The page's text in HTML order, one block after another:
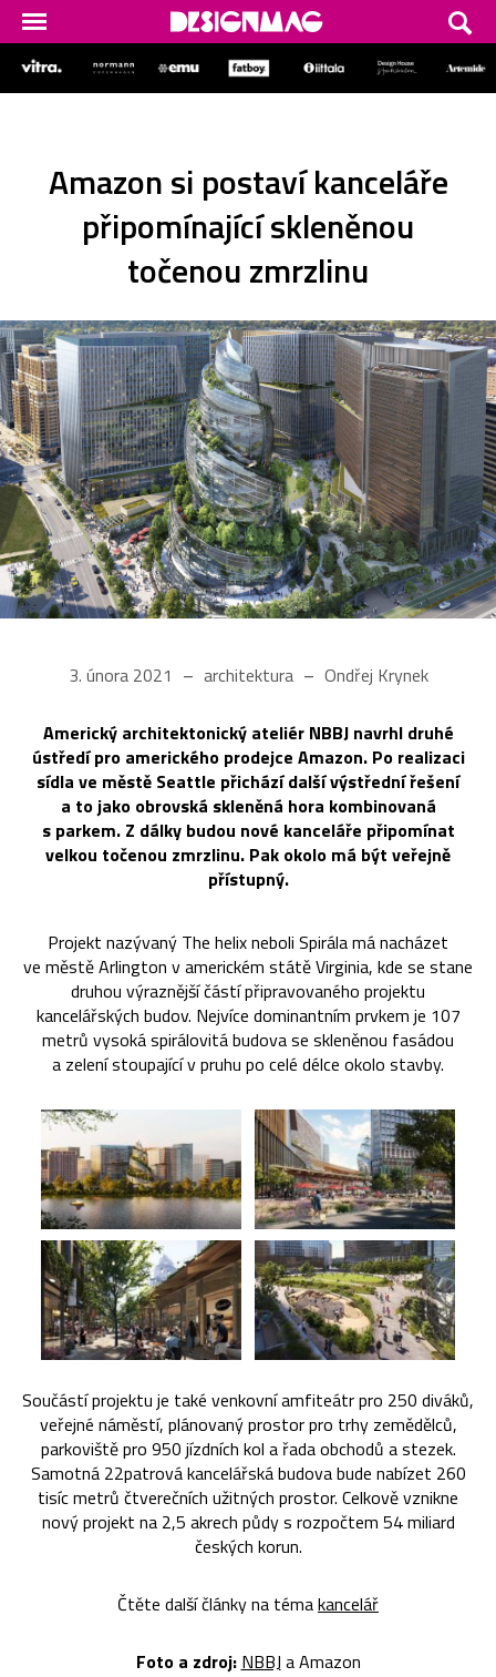
Amazon si postaví kanceláře
připomínající skleněnou
točenou zmrzlinu
3. února 2021 architektura Ondřej Krynek
Americký architektonický ateliér NBBJ navrhl druhé
ústředí pro amerického prodejce Amazon. Po realizaci
sídla ve městě Seattle přichází další výstřední řešení
a to jako obrovská skleněná hora kombinovaná
s parkem. Z dálky budou nové kanceláře připomínat
velkou točenou zmrzlinu. Pak okolo má být veřejně
přístupný.
Projekt nazývaný The helix neboli Spirála má nacházet
ve městě Arlington v americkém státě Virginia, kde se stane
druhou výraznější částí připravovaného projektu
kancelářských budov. Nejvíce dominantním prvkem je 107
metrů vysoká spirálovitá budova se skleněnou fasádou
a zelení stoupající v pruhu po celé délce okolo stavby.
Součástí projektu je také venkovní amfiteátr pro 250 diváků,
veřejné náměstí, plánovaný prostor pro trhy zemědělců,
parkoviště pro 950 jízdních kol a řada obchodů a stezek.
Samotná 22patrová kancelářská budova bude nabízet 260
tisíc metrů čtverečních užitných prostor. Celkově vznikne
nový projekt na 2,5 akrech půdy s rozpočtem 54 miliard
českých korun.
Čtěte další články na témakancelář
Foto a zdroj: NBBJ a Amazon